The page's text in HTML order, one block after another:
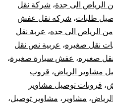
الى جدة، شركة نقل
طلبات، شركه نقل عفش
الرياض الى جده، عربة نقل
نقل صغيره، عربية نص نقل
صغيره، عفش سيارة صغيرة،
مشاوير الرياض، قروب
، قروبات توصيل مشاوير
، مشاوير ، مشاوير توصيل،